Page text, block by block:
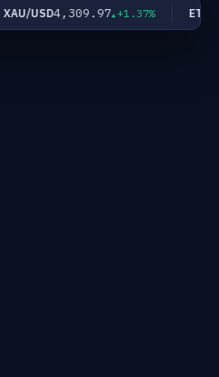
XAU/USD4,309.97 +1.37% ETH/